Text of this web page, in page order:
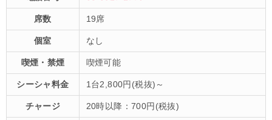
席数 19席
個室 なし
喫煙・禁煙 喫煙可能
シーシャ料金 1台2,800円(税抜)～
チャージ 20時以降：700円(税抜)